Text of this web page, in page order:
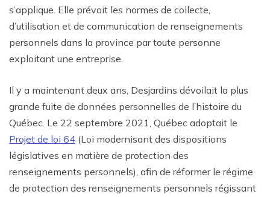
s’applique. Elle prévoit les normes de collecte,
d’utilisation et de communication de renseignements
personnels dans la province par toute personne
exploitant une entreprise.
Il y a maintenant deux ans, Desjardins dévoilait la plus
grande fuite de données personnelles de l’histoire du
Québec. Le 22 septembre 2021, Québec adoptait le
Projet de loi 64 (Loi modernisant des dispositions
législatives en matière de protection des
renseignements personnels), afin de réformer le régime
de protection des renseignements personnels régissant